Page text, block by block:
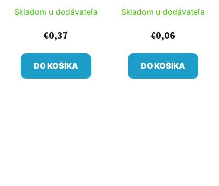
Skladom u dodávateľa
€0,37
DO KOŠÍKA
Skladom u dodávateľa
€0,06
DO KOŠÍKA